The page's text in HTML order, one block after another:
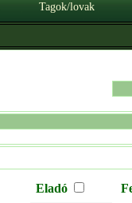
Tagok/lovak
Eladó